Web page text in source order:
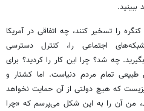
را تسخیر کنند، چه اتفاقی در آمریکا
اجتماعی را، کنترل دسترسی
چه شد؟ چرا این کار را کردید؟ برای
تمام مردم دنیاست. اما کشتار و
که هیچ دولتی از آن حمایت نخواهد
من آن را به این شکل می‌پرسم که «چرا